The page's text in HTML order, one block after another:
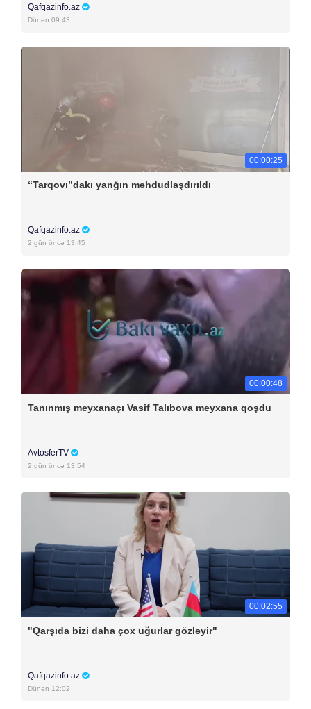
Qafqazinfo.az
Dünən 09:43
00:00:25
“Tarqovı”dakı yanğın məhdudlaşdırıldı
Qafqazinfo.az
2 gün öncə 13:45
00:00:48
Tanınmış meyxanaçı Vasif Talıbova meyxana qoşdu
AvtosferTV
2 gün öncə 13:54
00:02:55
"Qarşıda bizi daha çox uğurlar gözləyir"
Qafqazinfo.az
Dünən 12:02